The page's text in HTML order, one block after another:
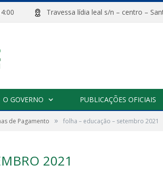
14:00 Travessa lídia leal s/n – centro –
O GOVERNO PUBLICAÇÕES OFICIAIS
de Pagamento » folha – educação – setembro 2021
2021